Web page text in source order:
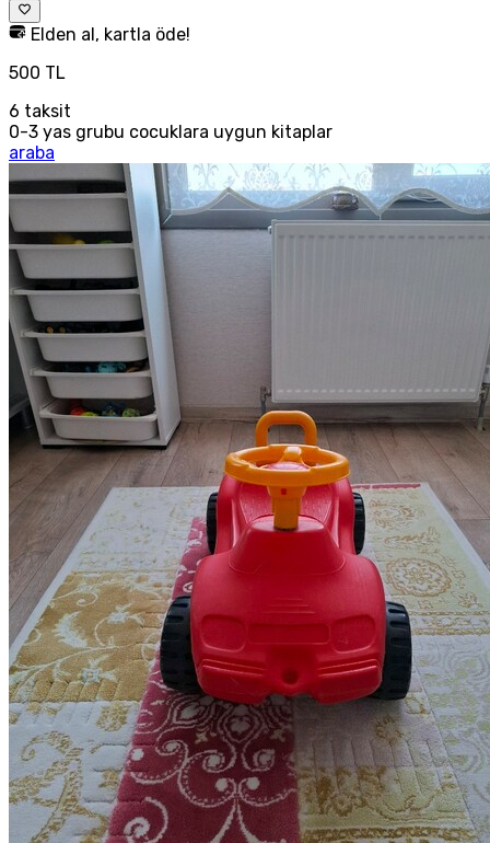
Elden al, kartla öde!
500 TL
6 taksit
0-3 yas grubu cocuklara uygun kitaplar
araba